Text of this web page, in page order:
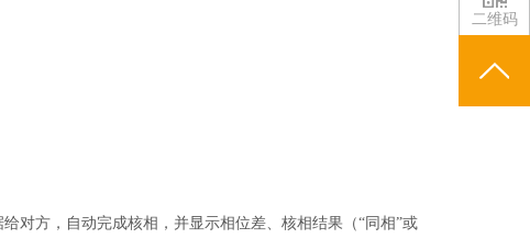
对方，自动完成核相，并显示相位差、核相结果（“同相”或
二维码